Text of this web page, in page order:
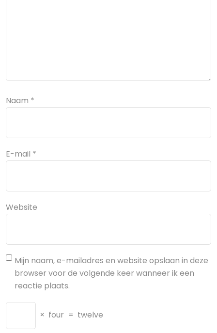
Naam *
E-mail *
Website
Mijn naam, e-mailadres en website opslaan in deze
browser voor de volgende keer wanneer ik een
reactie plaats.
× four = twelve